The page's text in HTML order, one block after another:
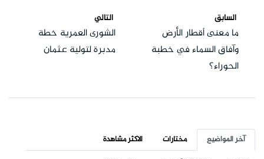
السابق
ما معنى أقطار الأرض
وآفاق السماء في خطبة
الحوراء؟
التالي
الشورى العمرية خطة
مدبرة لتولية عثمان
آخر المواضيع مختارات
الاكثر مشاهدة